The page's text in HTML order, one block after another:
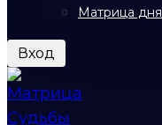
Матрица дня
Вход